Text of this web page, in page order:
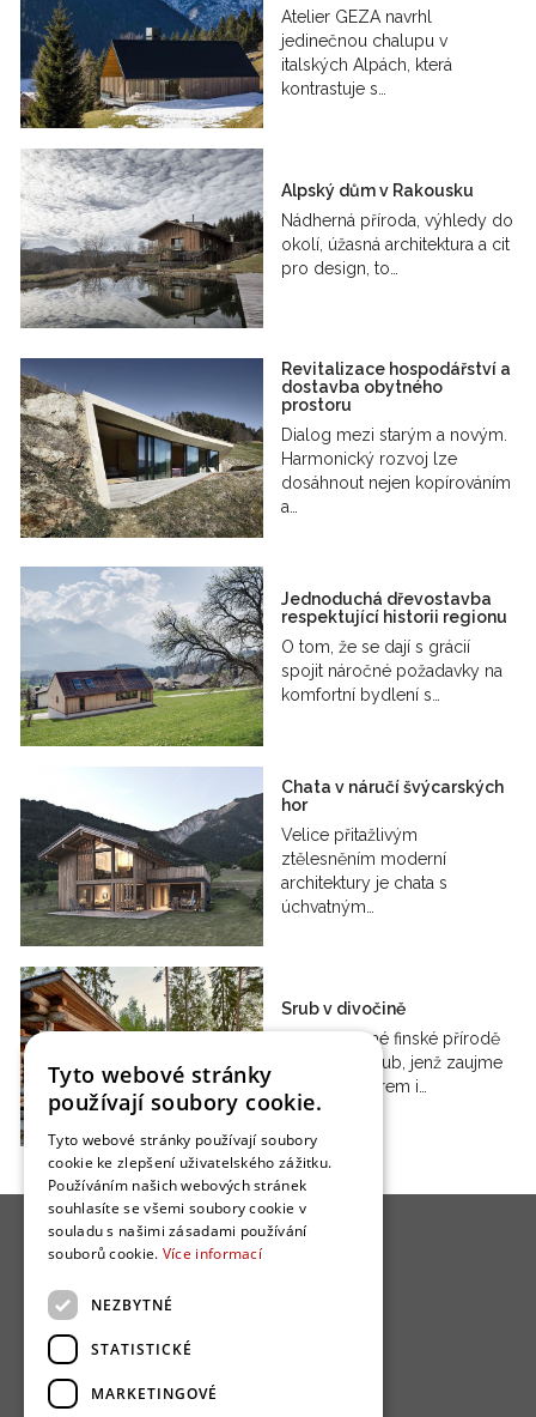
Atelier GEZA navrhl
jedinečnou chalupu v
italských Alpách, která
kontrastuje s…
Alpský dům v Rakousku
Nádherná příroda, výhledy do
okolí, úžasná architektura a cit
pro design, to…
Revitalizace hospodářství a
dostavba obytného
prostoru
Dialog mezi starým a novým.
Harmonický rozvoj lze
dosáhnout nejen kopírováním
a…
Jednoduchá dřevostavba
respektující historii regionu
O tom, že se dají s grácií
spojit náročné požadavky na
komfortní bydlení s…
Chata v náručí švýcarských
hor
Velice přitažlivým
ztělesněním moderní
architektury je chata s
úchvatným…
Srub v divočině
V nespoutané finské přírodě
se nachází srub, jenž zaujme
svým exteriérem i…
Tyto webové stránky
používají soubory cookie.
Tyto webové stránky používají soubory
cookie ke zlepšení uživatelského zážitku.
Používáním našich webových stránek
souhlasíte se všemi soubory cookie v
souladu s našimi zásadami používání
souborů cookie. Více informací
NEZBYTNÉ
STATISTICKÉ
MARKETINGOVÉ